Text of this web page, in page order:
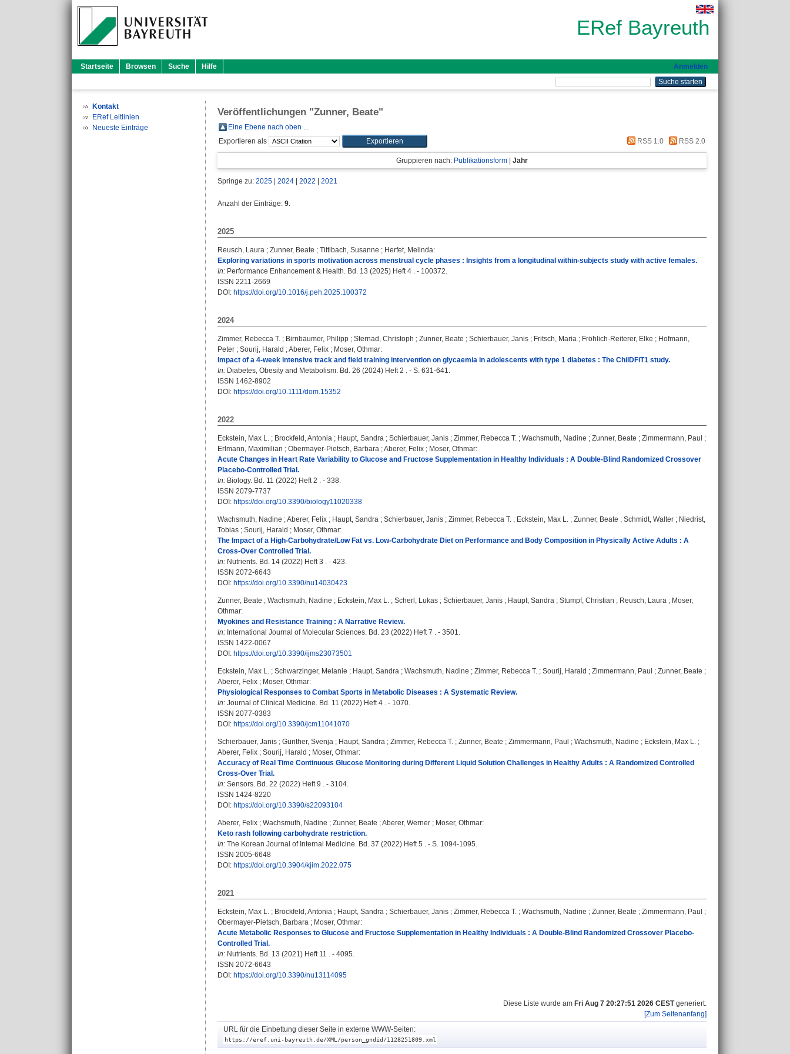
ERef Bayreuth
Startseite Browsen Suche Hilfe Anmelden
Kontakt
ERef Leitlinien
Neueste Einträge
Veröffentlichungen "Zunner, Beate"
Eine Ebene nach oben ...
Exportieren als
RSS 1.0 RSS 2.0
Gruppieren nach: Publikationsform Jahr
Springe zu: 2025 2024 2022 2021
Anzahl der Einträge: 9.
2025
Reusch, Laura ; Zunner, Beate ; Tittlbach, Susanne ; Herfet, Melinda:
Exploring variations in sports motivation across menstrual cycle phases : Insights from a longitudinal within-subjects study with active females.
In: Performance Enhancement & Health. Bd. 13 (2025) Heft 4 . - 100372.
ISSN 2211-2669
DOI: https://doi.org/10.1016/j.peh.2025.100372
2024
Zimmer, Rebecca T. ; Birnbaumer, Philipp ; Sternad, Christoph ; Zunner, Beate ; Schierbauer, Janis ; Fritsch, Maria ; Fröhlich-Reiterer, Elke ; Hofmann,
Peter ; Sourij, Harald ;Aberer, Felix ; Moser, Othmar:
Impact of a 4-week intensive track and field training intervention on glycaemia in adolescents with type 1 diabetes : The ChilDFiT1 study.
In: Diabetes, Obesity and Metabolism. Bd. 26 (2024) Heft 2 . - S. 631-641.
ISSN 1462-8902
DOI: https://doi.org/10.1111/dom.15352
2022
Eckstein, Max L. ; Brockfeld, Antonia ; Haupt, Sandra ; Schierbauer, Janis ; Zimmer, Rebecca T. ; Wachsmuth, Nadine ; Zunner, Beate ; Zimmermann, Paul ;
Erlmann, Maximilian ; Obermayer-Pietsch, Barbara ;Aberer, Felix ; Moser, Othmar:
Acute Changes in Heart Rate Variability to Glucose and Fructose Supplementation in Healthy Individuals : A Double-Blind Randomized Crossover
Placebo-Controlled Trial.
In: Biology. Bd. 11 (2022) Heft 2 . - 338.
ISSN 2079-7737
DOI: https://doi.org/10.3390/biology11020338
Wachsmuth, Nadine ;Aberer, Felix ; Haupt, Sandra ; Schierbauer, Janis ; Zimmer, Rebecca T. ; Eckstein, Max L. ; Zunner, Beate ; Schmidt, Walter ; Niedrist,
Tobias ; Sourij, Harald ; Moser, Othmar:
The Impact of a High-Carbohydrate/Low Fat vs. Low-Carbohydrate Diet on Performance and Body Composition in Physically Active Adults : A
Cross-Over Controlled Trial.
In: Nutrients. Bd. 14 (2022) Heft 3 . - 423.
ISSN 2072-6643
DOI: https://doi.org/10.3390/nu14030423
Zunner, Beate ; Wachsmuth, Nadine ; Eckstein, Max L. ; Scherl, Lukas ; Schierbauer, Janis ; Haupt, Sandra ; Stumpf, Christian ; Reusch, Laura ; Moser,
Othmar:
Myokines and Resistance Training : A Narrative Review.
In: International Journal of Molecular Sciences. Bd. 23 (2022) Heft 7 . - 3501.
ISSN 1422-0067
DOI: https://doi.org/10.3390/ijms23073501
Eckstein, Max L. ; Schwarzinger, Melanie ; Haupt, Sandra ; Wachsmuth, Nadine ; Zimmer, Rebecca T. ; Sourij, Harald ; Zimmermann, Paul ; Zunner, Beate ;
Aberer, Felix ; Moser, Othmar:
Physiological Responses to Combat Sports in Metabolic Diseases : A Systematic Review.
In: Journal of Clinical Medicine. Bd. 11 (2022) Heft 4 . - 1070.
ISSN 2077-0383
DOI: https://doi.org/10.3390/jcm11041070
Schierbauer, Janis ; Günther, Svenja ; Haupt, Sandra ; Zimmer, Rebecca T. ; Zunner, Beate ; Zimmermann, Paul ; Wachsmuth, Nadine ; Eckstein, Max L. ;
Aberer, Felix ; Sourij, Harald ; Moser, Othmar:
Accuracy of Real Time Continuous Glucose Monitoring during Different Liquid Solution Challenges in Healthy Adults : A Randomized Controlled
Cross-Over Trial.
In: Sensors. Bd. 22 (2022) Heft 9 . - 3104.
ISSN 1424-8220
DOI: https://doi.org/10.3390/s22093104
Aberer, Felix ; Wachsmuth, Nadine ; Zunner, Beate ;Aberer, Werner ; Moser, Othmar:
Keto rash following carbohydrate restriction.
In: The Korean Journal of Internal Medicine. Bd. 37 (2022) Heft 5 . - S. 1094-1095.
ISSN 2005-6648
DOI: https://doi.org/10.3904/kjim.2022.075
2021
Eckstein, Max L. ; Brockfeld, Antonia ; Haupt, Sandra ; Schierbauer, Janis ; Zimmer, Rebecca T. ; Wachsmuth, Nadine ; Zunner, Beate ; Zimmermann, Paul ;
Obermayer-Pietsch, Barbara ; Moser, Othmar:
Acute Metabolic Responses to Glucose and Fructose Supplementation in Healthy Individuals : A Double-Blind Randomized Crossover Placebo-
Controlled Trial.
In: Nutrients. Bd. 13 (2021) Heft 11 . - 4095.
ISSN 2072-6643
DOI: https://doi.org/10.3390/nu13114095
Diese Liste wurde am Fri Aug 7 20:27:51 2026 CESTgeneriert.
[Zum Seitenanfang]
URL für die Einbettung dieser Seite in externe WWW-Seiten:
https://eref.uni-bayreuth.de/XML/person_gndid/1128251809.xml